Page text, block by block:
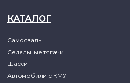
КАТАЛОГ
Самосвалы
Седельные тягачи
Шасси
Автомобили с КМУ